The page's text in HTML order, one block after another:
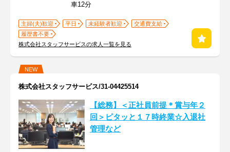
車12分
主婦(夫)歓迎 平日 未経験者歓迎
交通費支給
履歴書不要
株式会社スタッフサービスの求人一覧を見る
NEW
株式会社スタッフサービス/31-04425514
【総務】＜正社員前提＊賞与年２
回＞ピタッと１７時終業☆入退社
管理など